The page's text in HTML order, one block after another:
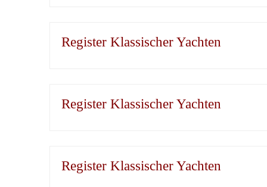
Register Klassischer Yachten
Register Klassischer Yachten
Register Klassischer Yachten